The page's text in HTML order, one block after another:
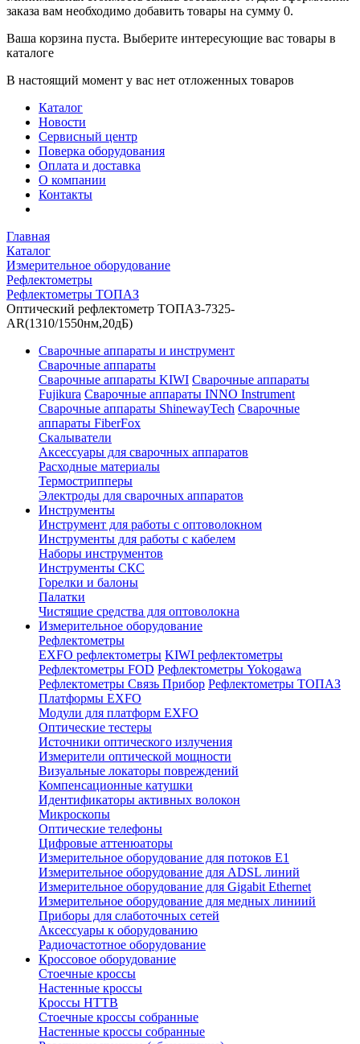
заказа вам необходимо добавить товары на сумму 0.
Ваша корзина пуста. Выберите интересующие вас товары в
каталоге
В настоящий момент у вас нет отложенных товаров
Каталог
Новости
Сервисный центр
Поверка оборудования
Оплата и доставка
О компании
Контакты
Главная
Каталог
Измерительное оборудование
Рефлектометры
Рефлектометры ТОПАЗ
Оптический рефлектометр ТОПАЗ-7325-
AR(1310/1550нм,20дБ)
Сварочные аппараты и инструмент
Сварочные аппараты
Сварочные аппараты KIWI Сварочные аппараты
Fujikura Сварочные аппараты INNO Instrument
Сварочные аппараты ShinewayTech Cварочные
аппараты FiberFox
Скалыватели
Аксессуары для сварочных аппаратов
Расходные материалы
Термострипперы
Электроды для сварочных аппаратов
Инструменты
Инструмент для работы с оптоволокном
Инструменты для работы с кабелем
Наборы инструментов
Инструменты СКС
Горелки и балоны
Палатки
Чистящие средства для оптоволокна
Измерительное оборудование
Рефлектометры
EXFO рефлектометры KIWI рефлектометры
Рефлектометры FOD Рефлектометры Yokogawa
Рефлектометры Связь Прибор Рефлектометры ТОПАЗ
Платформы EXFO
Модули для платформ EXFO
Оптические тестеры
Источники оптического излучения
Измерители оптической мощности
Визуальные локаторы повреждений
Компенсационные катушки
Идентификаторы активных волокон
Микроскопы
Оптические телефоны
Цифровые аттенюаторы
Измерительное оборудование для потоков Е1
Измерительное оборудование для ADSL линий
Измерительное оборудование для Gigabit Ethernet
Измерительное оборудование для медных линиий
Приборы для слаботочных сетей
Аксессуары к оборудованию
Радиочастотное оборудование
Кроссовое оборудование
Стоечные кроссы
Настенные кроссы
Кроссы HTTB
Стоечные кроссы собранные
Настенные кроссы собранные